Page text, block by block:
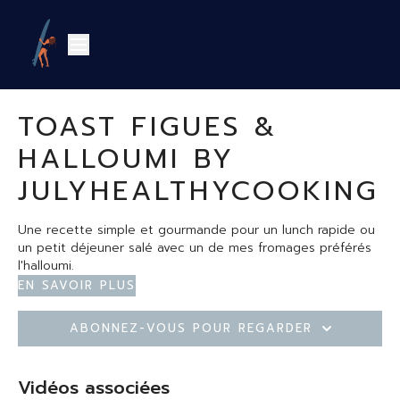
TOAST FIGUES &
HALLOUMI BY
JULYHEALTHYCOOKING
Une recette simple et gourmande pour un lunch rapide ou
un petit déjeuner salé avec un de mes fromages préférés
l'halloumi.
Les ingrédients
2 tranches de pain
4 tranches d’halloumi
sel et poivre
La recette
En savoir plus
Abonnez-vous pour regarder
Vidéos associées